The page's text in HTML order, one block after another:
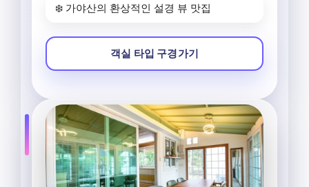
❄️ 가야산의 환상적인 설경 뷰 맛집
객실 타입 구경가기